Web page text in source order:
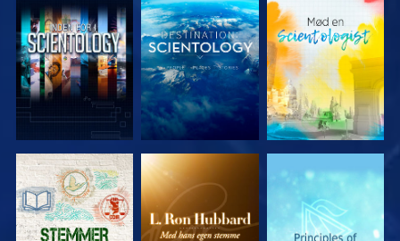
UDFORSK
SERIEN
UDFORSK
SERIEN
UDFORSK
SERIEN